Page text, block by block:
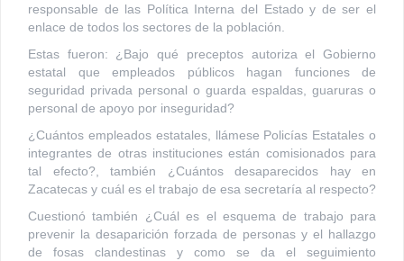
responsable de las Política Interna del Estado y de ser el
enlace de todos los sectores de la población.
Estas fueron: ¿Bajo qué preceptos autoriza el Gobierno
estatal que empleados públicos hagan funciones de
seguridad privada personal o guarda espaldas, guaruras o
personal de apoyo por inseguridad?
¿Cuántos empleados estatales, llámese Policías Estatales o
integrantes de otras instituciones están comisionados para
tal efecto?, también ¿Cuántos desaparecidos hay en
Zacatecas y cuál es el trabajo de esa secretaría al respecto?
Cuestionó también ¿Cuál es el esquema de trabajo para
prevenir la desaparición forzada de personas y el hallazgo
de fosas clandestinas y como se da el seguimiento